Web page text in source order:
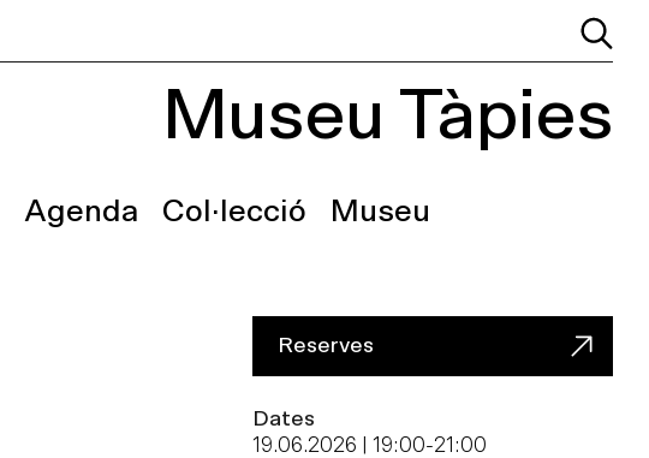
Museu Tàpies
Agenda Col·lecció Museu
Reserves
Dates
19.06.2026 | 19:00-21:00